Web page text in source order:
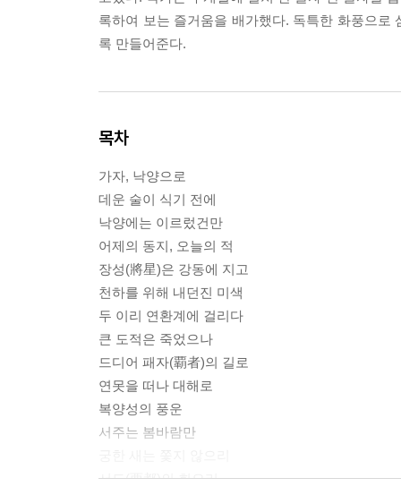
록하여 보는 즐거움을 배가했다. 독특한 화풍으
록 만들어준다.
목차
가자, 낙양으로
데운 술이 식기 전에
낙양에는 이르렀건만
어제의 동지, 오늘의 적
장성(將星)은 강동에 지고
천하를 위해 내던진 미색
두 이리 연환계에 걸리다
큰 도적은 죽었으나
드디어 패자(覇者)의 길로
연못을 떠나 대해로
복양성의 풍운
서주는 봄바람만
서도(西都)의 회오리